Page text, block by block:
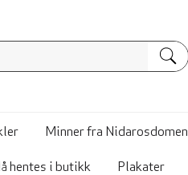
Minner fra Nidarosdomen
hentes i butikk Plakater